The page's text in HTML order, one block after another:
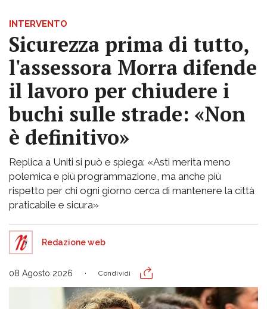
INTERVENTO
Sicurezza prima di tutto,
l'assessora Morra difende
il lavoro per chiudere i
buchi sulle strade: «Non
è definitivo»
Replica a Uniti si può e spiega: «Asti merita meno
polemica e più programmazione, ma anche più
rispetto per chi ogni giorno cerca di mantenere la città
praticabile e sicura»
Redazione web
08 Agosto 2026 Condividi